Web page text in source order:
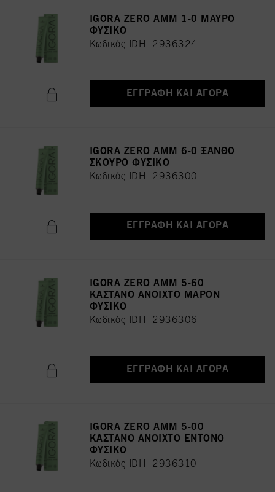
IGORA ZERO AMM 1-0 ΜΑΥΡΟ
ΦΥΣΙΚΟ
Κωδικός IDH 2936324
ΕΓΓΡΑΦΉ ΚΑΙ ΑΓΟΡΆ
IGORA ZERO AMM 6-0 ΞΑΝΘΟ
ΣΚΟΥΡΟ ΦΥΣΙΚΟ
Κωδικός IDH 2936300
ΕΓΓΡΑΦΉ ΚΑΙ ΑΓΟΡΆ
IGORA ZERO AMM 5-60
ΚΑΣΤΑΝΟ ΑΝΟΙΧΤΟ ΜΑΡΟΝ
ΦΥΣΙΚΟ
Κωδικός IDH 2936306
ΕΓΓΡΑΦΉ ΚΑΙ ΑΓΟΡΆ
IGORA ZERO AMM 5-00
ΚΑΣΤΑΝΟ ΑΝΟΙΧΤΟ ΕΝΤΟΝΟ
ΦΥΣΙΚΟ
Κωδικός IDH 2936310